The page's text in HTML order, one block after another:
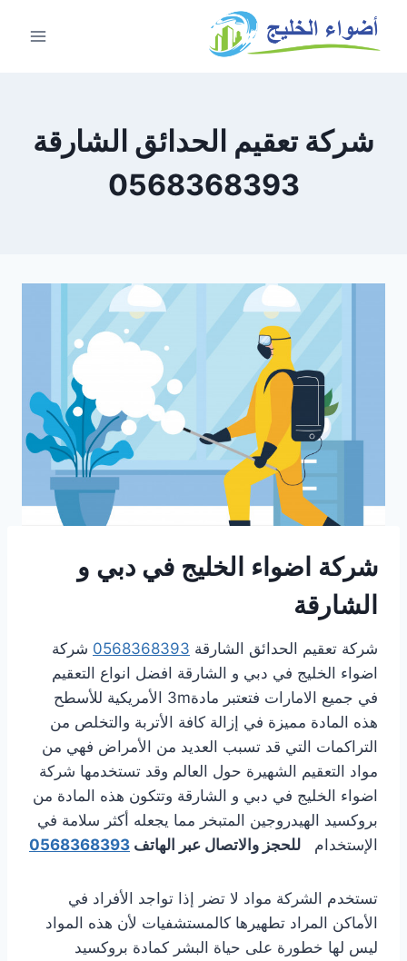
شركة تعقيم الحدائق الشارقة
0568368393
شركة اضواء الخليج في دبي و
الشارقة
شركة تعقيم الحدائق الشارقة 0568368393 شركة
اضواء الخليج في دبي و الشارقة افضل انواع التعقيم
في جميع الامارات فتعتبر مادة3m الأمريكية للأسطح
هذه المادة مميزة في إزالة كافة الأتربة والتخلص من
التراكمات التي قد تسبب العديد من الأمراض فهي من
مواد التعقيم الشهيرة حول العالم وقد تستخدمها شركة
اضواء الخليج في دبي و الشارقة وتتكون هذه المادة من
بروكسيد الهيدروجين المتبخر مما يجعله أكثر سلامة في
الإستخدام للحجز والاتصال عبر الهاتف 0568368393
تستخدم الشركة مواد لا تضر إذا تواجد الأفراد في
الأماكن المراد تطهيرها كالمستشفيات لأن هذه المواد
ليس لها خطورة على حياة البشر كمادة بروكسيد